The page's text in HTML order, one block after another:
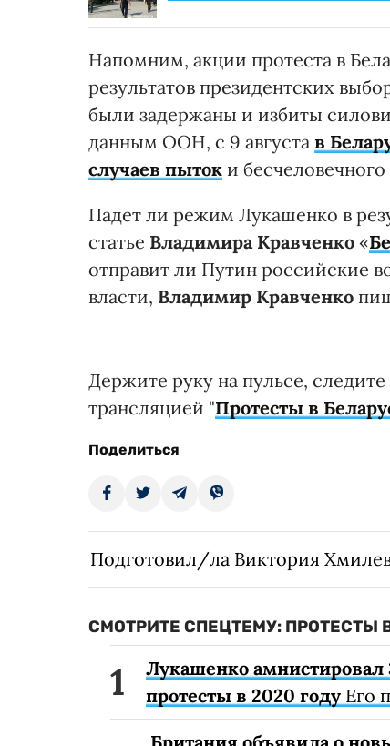
Напомним, акции протеста в
результатов президентских
были задержаны и избиты
данным ООН, с 9 августа в
случаев пыток и
Падет ли режим Лукашенко в
статье Владимира Кравченко «
отправит ли Путин российские
власти, Владимир Кравченко
Держите руку на пульсе,
трансляцией "Протесты в
Поделиться
Подготовил/ла Виктория
СМОТРИТЕ СПЕЦТЕМУ: ПРОТЕСТЫ
Лукашенко
протесты в 2020 году Его